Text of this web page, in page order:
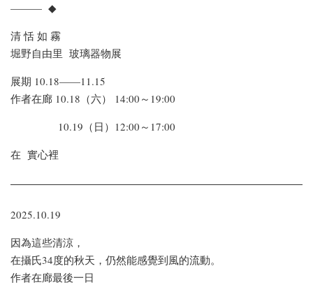
——— ◆
清 恬 如 霧
堀野自由里 玻璃器物展
展期 10.18——11.15
作者在廊 10.18（六） 14:00～19:00
10.19（日）12:00～17:00
在 實心裡
2025.10.19
因為這些清涼，
在攝氏34度的秋天，仍然能感覺到風的流動。
作者在廊最後一日